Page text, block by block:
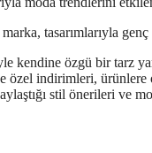
tasarımlarıyla
kendine özgü bir tarz
özel indirimleri, ürünlere
stil önerileri ve